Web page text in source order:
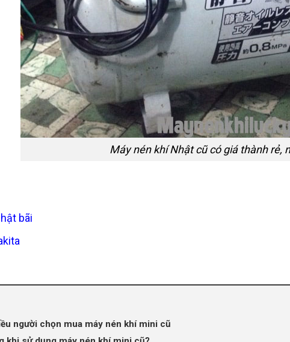
Máy nén khí Nhật cũ có giá thành rẻ,
bãi
người chọn mua máy nén khí mini cũ